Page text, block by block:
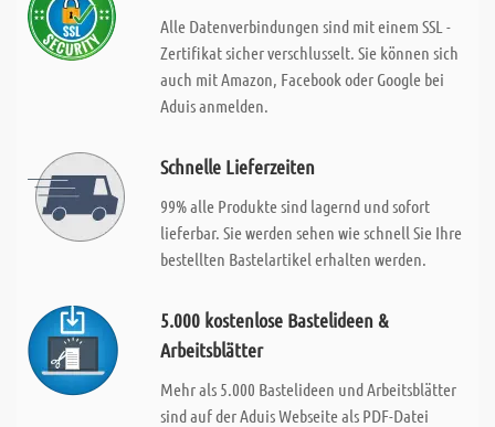
Alle Datenverbindungen sind mit einem SSL -
Zertifikat sicher verschlusselt. Sie können sich
auch mit Amazon, Facebook oder Google bei
Aduis anmelden.
Schnelle Lieferzeiten
99% alle Produkte sind lagernd und sofort
lieferbar. Sie werden sehen wie schnell Sie Ihre
bestellten Bastelartikel erhalten werden.
5.000 kostenlose Bastelideen &
Arbeitsblätter
Mehr als 5.000 Bastelideen und Arbeitsblätter
sind auf der Aduis Webseite als PDF-Datei